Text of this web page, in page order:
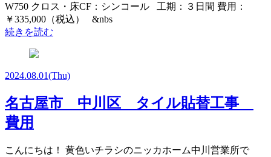
W750 クロス・床CF：シンコール 工期：３日間 費用：
￥335,000（税込） &nbs
続きを読む
2024.08.01(Thu)
名古屋市 中川区 タイル貼替工事
費用
こんにちは！ 黄色いチラシのニッカホーム中川営業所で